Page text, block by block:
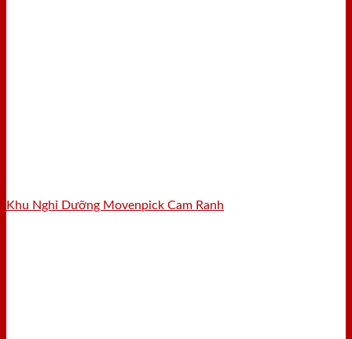
Khu Nghỉ Dưỡng Movenpick Cam Ranh